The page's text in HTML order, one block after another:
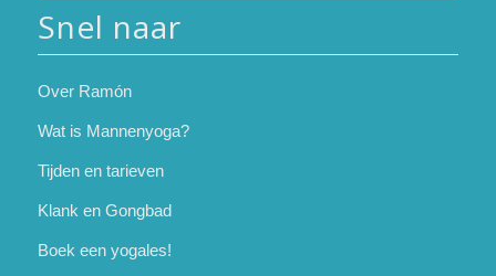
Snel naar
Over Ramón
Wat is Mannenyoga?
Tijden en tarieven
Klank en Gongbad
Boek een yogales!